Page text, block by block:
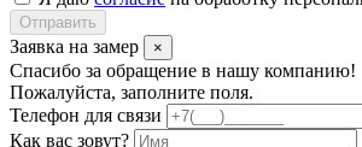
Отправить
Заявка на замер ×
Спасибо за обращение в нашу компанию!
Пожалуйста, заполните поля.
Телефон для связи
Как вас зовут?